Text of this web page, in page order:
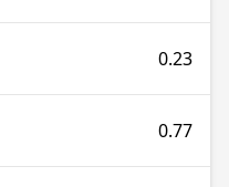
0.23
0.77